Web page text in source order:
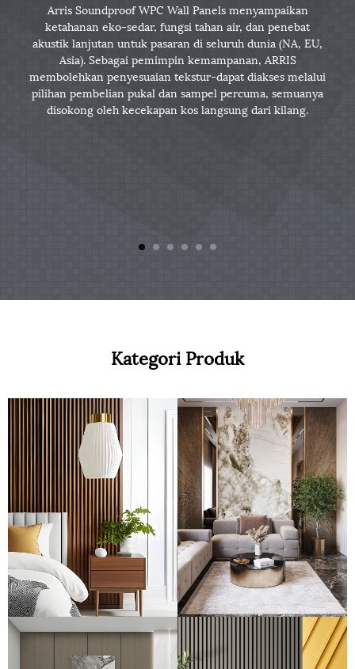
Arris Soundproof WPC Wall Panels menyampaikan
ketahanan eko-sedar, fungsi tahan air, dan penebat
akustik lanjutan untuk pasaran di seluruh dunia (NA, EU,
Asia). Sebagai pemimpin kemampanan, ARRIS
membolehkan penyesuaian tekstur-dapat diakses melalui
pilihan pembelian pukal dan sampel percuma, semuanya
disokong oleh kecekapan kos langsung dari kilang.
Kategori Produk